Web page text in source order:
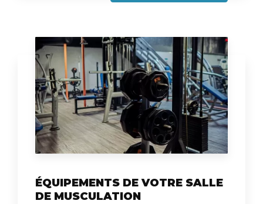
ÉQUIPEMENTS DE VOTRE SALLE
DE MUSCULATION